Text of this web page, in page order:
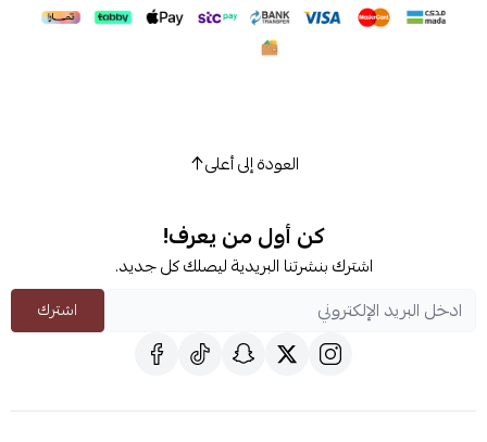
العودة إلى أعلى
كن أول من يعرف!
اشترك بنشرتنا البريدية ليصلك كل جديد.
اشترك